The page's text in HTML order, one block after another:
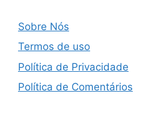
Sobre Nós
Termos de uso
Política de Privacidade
Política de Comentários